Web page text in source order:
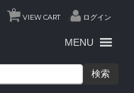
VIEW CART
0
ログイン
MENU
検索